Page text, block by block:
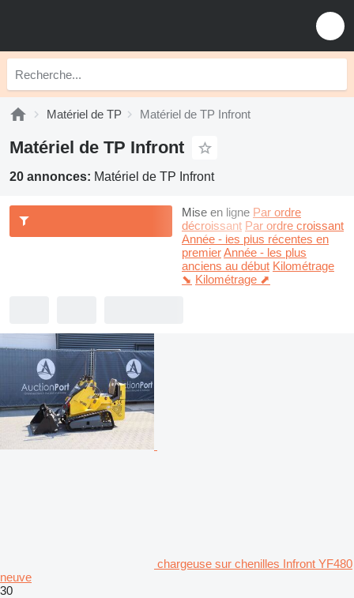
Matériel de TP Matériel de TP Infront
Matériel de TP Infront
20 annonces: Matériel de TP Infront
Mise en ligne Par ordre
décroissant Par ordre croissant
Année - les plus récentes en
premierAnnée - les plus
anciens au début Kilométrage
⬊ Kilométrage ⬈
chargeuse sur chenilles Infront YF480
neuve
30